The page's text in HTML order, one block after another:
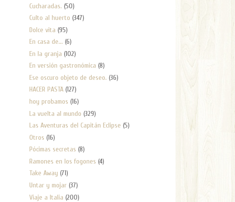
Cucharadas. (50)
Culto al huerto (347)
Dolce vita (95)
En casa de... (6)
En la granja (102)
En versión gastronómica (8)
Ese oscuro objeto de deseo. (36)
HACER PASTA (127)
hoy probamos (16)
La vuelta al mundo (329)
Las Aventuras del Capitán Eclipse (5)
Otros (16)
Pócimas secretas (8)
Ramones en los fogones (4)
Take Away (71)
Untar y mojar (37)
Viaje a Italia (200)